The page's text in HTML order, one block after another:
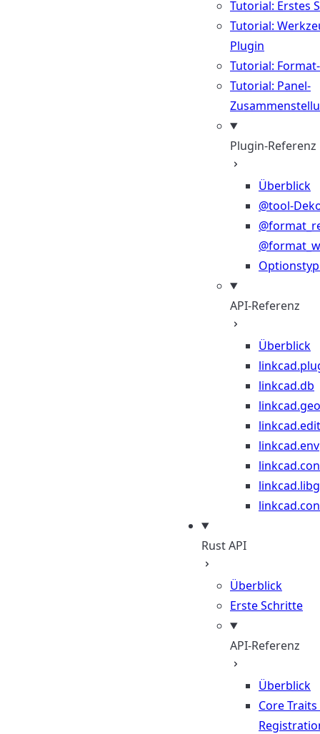
Tutorial: Erstes
Tutorial:
Plugin
Tutorial:
Tutorial: Panel-
Plugin-Referenz
Überblick
@tool-
API-Referenz
Überblick
linkcad.db
linkcad.edit
linkcad.env
Rust API
Überblick
Erste Schritte
API-Referenz
Überblick
Core